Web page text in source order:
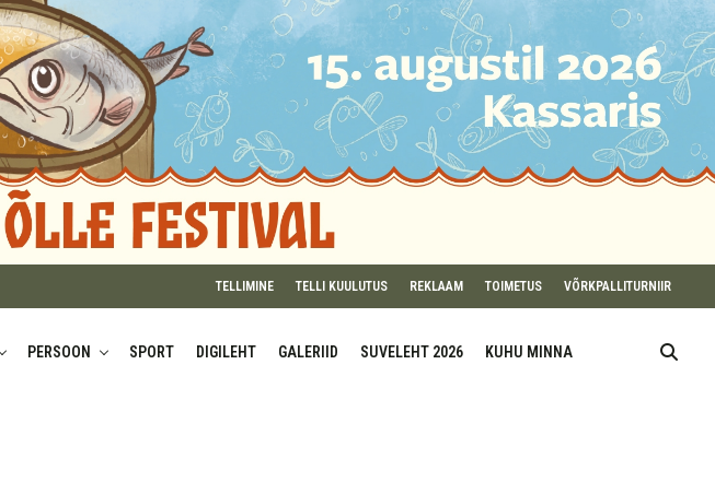
TELLIMINE TELLI KUULUTUS REKLAAM TOIMETUS VÕRKPALLITURNIIR
PERSOON SPORT DIGILEHT GALERIID SUVELEHT 2026 KUHU MINNA